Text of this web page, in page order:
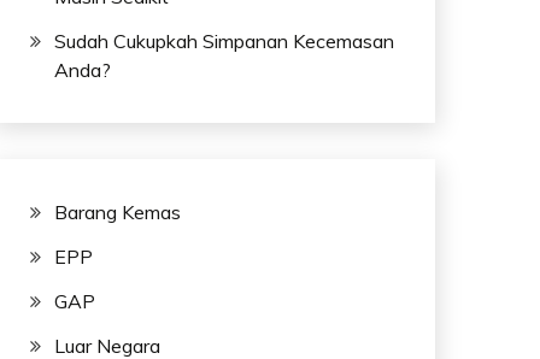
Sudah Cukupkah Simpanan Kecemasan
Anda?
Barang Kemas
EPP
GAP
Luar Negara